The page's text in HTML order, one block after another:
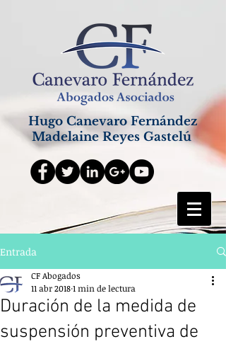
Hugo Canevaro Fernández
Madelaine Reyes Gastelú
Entrada
Duración de la medida de
suspensión preventiva de
CF Abogados
11 abr 20181 min de lectura